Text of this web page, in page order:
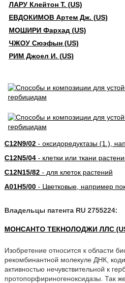
ЛАРУ Клейтон Т. (US)
ЕВДОКИМОВ Артем Дж. (US)
МОШИРИ Фархад (US)
ЧЖОУ Сюэфын (US)
РИМ Джоел И. (US)
C12N9/02- оксидоредуктазы (1.),
C12N5/04- клетки или ткани
C12N15/82- для клеток растений
A01H5/00- Цветковые, например
Владельцы патента RU 2755224:
МОНСАНТО ТЕКНОЛОДЖИ ЛЛС
Изобретение относится к области
рекомбинантной молекуле ДНК,
активностью нечувствительной к
протопорфириногеноксидазы. Так